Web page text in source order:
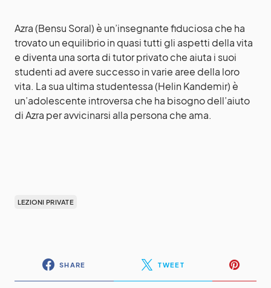
Azra (Bensu Soral) è un’insegnante fiduciosa che ha
trovato un equilibrio in quasi tutti gli aspetti della vita
e diventa una sorta di tutor privato che aiuta i suoi
studenti ad avere successo in varie aree della loro
vita. La sua ultima studentessa (Helin Kandemir) è
un’adolescente introversa che ha bisogno dell’aiuto
di Azra per avvicinarsi alla persona che ama.
LEZIONI PRIVATE
SHARE TWEET